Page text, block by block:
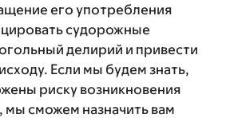
его употребления
судорожные
делирий и привести
Если мы будем знать,
риску возникновения
мы сможем назначить вам